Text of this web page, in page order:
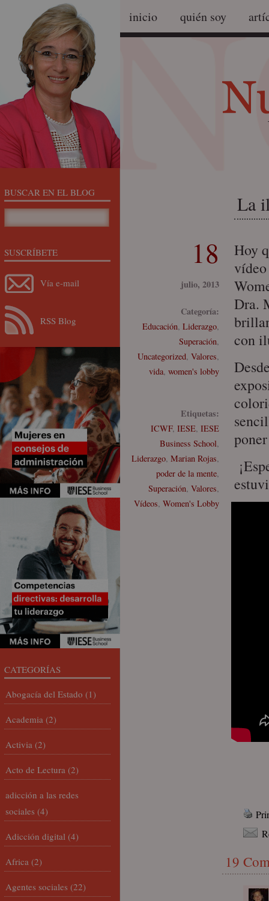
inicio quién soy
La
18
julio, 2013
Categoría:
Educación, Liderazgo,
Superación,
Uncategorized, Valores,
vida, women's lobby
Etiquetas:
ICWF, IESE, IESE
Business School,
Liderazgo, Marian Rojas,
poder de la mente,
Superación, Valores,
Vídeos, Women's Lobby
Hoy
vídeo
Dra.
con
19
BUSCAR EN EL BLOG
SUSCRÍBETE
Vía e-mail
RSS Blog
CATEGORÍAS
Abogacía del Estado (1)
Academia (2)
Activia (2)
Acto de Lectura (2)
adicción a las redes
sociales (4)
Adicción digital (4)
Africa (2)
Agentes sociales (22)